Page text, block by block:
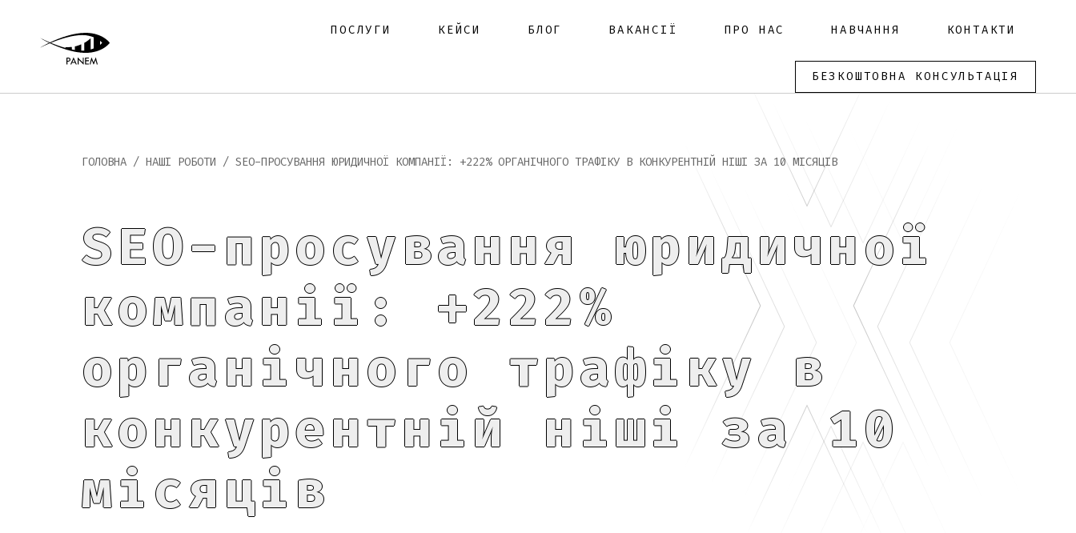
ПОСЛУГИ КЕЙСИ БЛОГ ВАКАНСІЇ ПРО НАС НАВЧАННЯ КОНТАКТИ
БЕЗКОШТОВНА КОНСУЛЬТАЦІЯ
ГОЛОВНА / НАШІ РОБОТИ / SEO-ПРОСУВАННЯ ЮРИДИЧНОЇ КОМПАНІЇ: +222% ОРГАНІЧНОГО ТРАФІКУ В КОНКУРЕНТНІЙ НІШІ ЗА 10 МІСЯЦІВ
SEO-просування юридичної
компанії: +222%
органічного трафіку в
конкурентній ніші за 10
місяців